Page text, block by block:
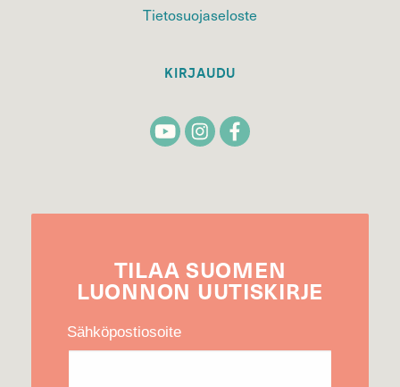
Tietosuojaseloste
KIRJAUDU
TILAA SUOMEN
LUONNON UUTIS­KIRJE
Sähköpostiosoite